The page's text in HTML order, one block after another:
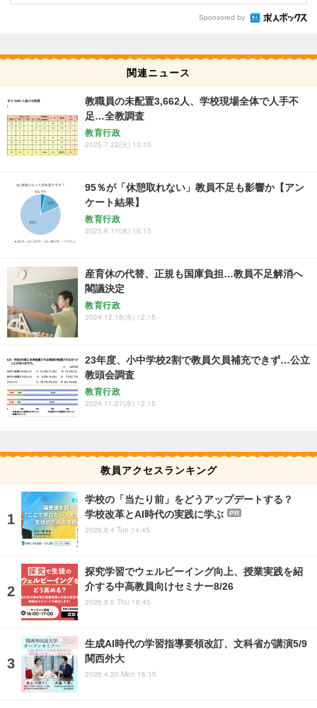
Sponsored by
関連ニュース
教職員の未配置3,662人、学校現場全体で人手不
足…全教調査
教育行政
2025.7.22(火) 13:15
95％が「休憩取れない」教員不足も影響か【アン
ケート結果】
教育行政
2025.6.11(水) 16:15
産育休の代替、正規も国庫負担…教員不足解消へ
閣議決定
教育行政
2024.12.18(水) 12:15
23年度、小中学校2割で教員欠員補充できず…公立
教頭会調査
教育行政
2024.11.27(水) 12:15
教員アクセスランキング
学校の「当たり前」をどうアップデートする？
学校改革とAI時代の実践に学ぶ
PR
2026.8.4 Tue 14:45
探究学習でウェルビーイング向上、授業実践を紹
介する中高教員向けセミナー8/26
2026.8.6 Thu 18:45
生成AI時代の学習指導要領改訂、文科省が講演5/9
関西外大
2026.4.20 Mon 16:15